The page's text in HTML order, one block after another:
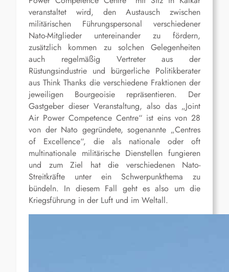
veranstaltet wird, den Austausch zwischen
militärischen Führungspersonal verschiedener
Nato-Mitglieder untereinander zu fördern,
zusätzlich kommen zu solchen Gelegenheiten
auch regelmäßig Vertreter aus der
Rüstungsindustrie und bürgerliche Politikberater
aus Think Thanks die verschiedene Fraktionen der
jeweiligen Bourgeoisie repräsentieren. Der
Gastgeber dieser Veranstaltung, also das „Joint
Air Power Competence Centre“ ist eins von 28
von der Nato gegründete, sogenannte „Centres
of Excellence“, die als nationale oder oft
multinationale militärische Dienstellen fungieren
und zum Ziel hat die verschiedenen Nato-
Streitkräfte unter ein Schwerpunkthema zu
bündeln. In diesem Fall geht es also um die
Kriegsführung in der Luft und im Weltall.